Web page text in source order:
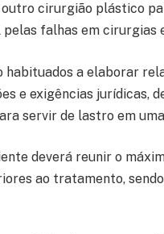
outro cirurgião plástico
falhas em cirurgias
habituados a elaborar
e exigências jurídicas,
servir de lastro em
deverá reunir o
ao tratamento,